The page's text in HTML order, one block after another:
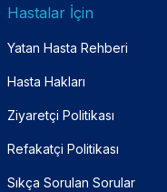
Hastalar İçin
Yatan Hasta Rehberi
Hasta Hakları
Ziyaretçi Politikası
Refakatçi Politikası
Sıkça Sorulan Sorular